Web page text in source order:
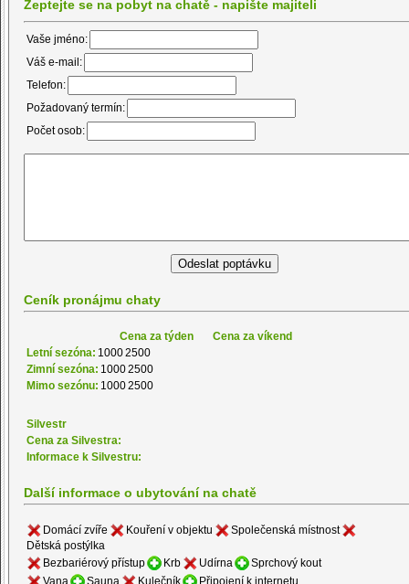
Zeptejte se na pobyt na chatě - napište majiteli
Vaše jméno:
Váš e-mail:
Telefon:
Požadovaný termín:
Počet osob:
Ceník pronájmu chaty
Cena za týden
Cena za víkend
Letní sezóna: 10002500
Zimní sezóna: 10002500
Mimo sezónu: 10002500
Silvestr
Cena za Silvestra:
Informace k Silvestru:
Další informace o ubytování na chatě
Domácí zvíře Kouření v objektu
Společenská místnost
Dětská postýlka
Bezbariérový přístup
Krb Udírna
Sprchový kout
Vana
Sauna Kulečník Připojení k internetu